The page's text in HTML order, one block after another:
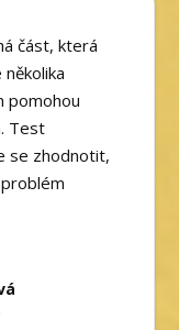
část, která
pomohou
Test
se zhodnotit,